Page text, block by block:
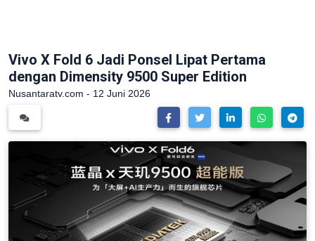
Vivo X Fold 6 Jadi Ponsel Lipat Pertama
dengan Dimensity 9500 Super Edition
Nusantaratv.com - 12 Juni 2026